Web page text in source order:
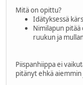
Mitä on opittu?
Idätyksessä
Nimilapun pitää
ruukun ja
Piispanhiippa ei
pitänyt ehkä aiemmin